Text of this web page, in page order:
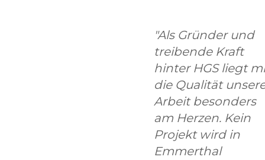
"Als Gründer und
treibende Kraft
hinter HGS liegt
die Qualität
Arbeit besonders
am Herzen. Kein
Projekt wird in
Emmerthal